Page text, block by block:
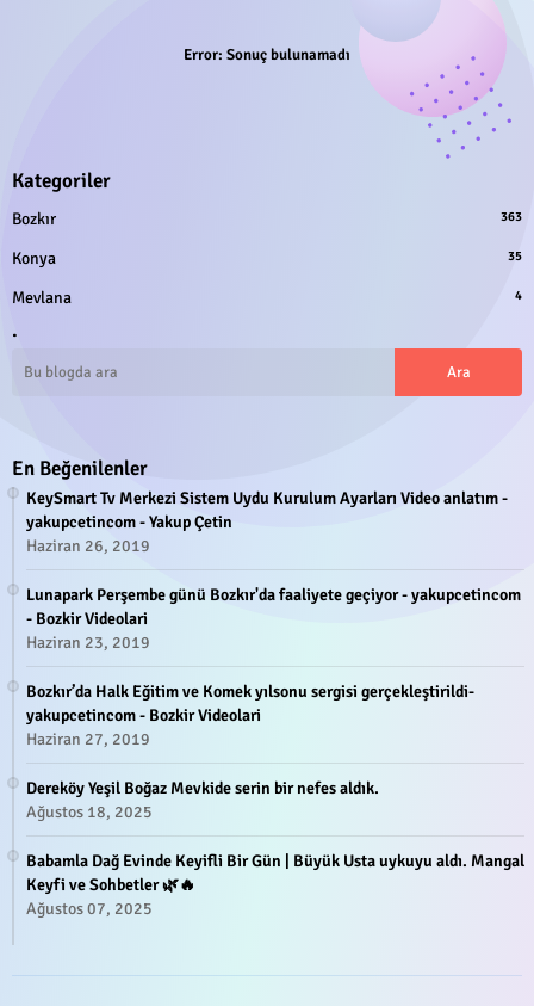
Error: Sonuç bulunamadı
Kategoriler
Bozkır 363
Konya 35
Mevlana 4
.
En Beğenilenler
KeySmart Tv Merkezi Sistem Uydu Kurulum Ayarları Video anlatım -
yakupcetincom - Yakup Çetin
Haziran 26, 2019
Lunapark Perşembe günü Bozkır'da faaliyete geçiyor - yakupcetincom
- Bozkir Videolari
Haziran 23, 2019
Bozkır’da Halk Eğitim ve Komek yılsonu sergisi gerçekleştirildi-
yakupcetincom - Bozkir Videolari
Haziran 27, 2019
Dereköy Yeşil Boğaz Mevkide serin bir nefes aldık.
Ağustos 18, 2025
Babamla Dağ Evinde Keyifli Bir Gün | Büyük Usta uykuyu aldı. Mangal
Keyfi ve Sohbetler 🌿🔥
Ağustos 07, 2025